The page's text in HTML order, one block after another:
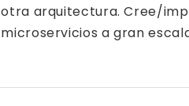
otra arquitectura. Cree/
microservicios a gran